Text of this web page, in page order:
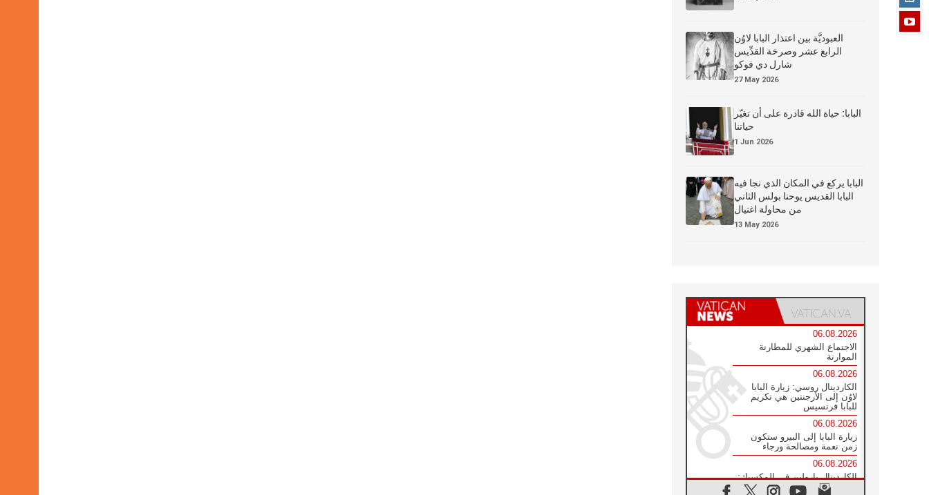
العبوديَّة بين اعتذار البابا لاوُن
الرابع عشر وصرخة القدِّيس
شارل دي فوكو
27 May 2026
البابا: حياة الله قادرة على أن تغيّر
حياتنا
1 Jun 2026
البابا يركع في المكان الذي نجا فيه
البابا القديس يوحنا بولس الثاني
من محاولة اغتيال
13 May 2026
06.08.2026
الاجتماع الشهري للمطارنة
الموارنة
06.08.2026
الكاردينال روسي: زيارة البابا
لاوُن إلى الأرجنتين هي تكريم
للبابا فرنسيس
06.08.2026
زيارة البابا إلى البيرو ستكون
زمن نعمة ومصالحة ورجاء
06.08.2026
الكاردينال بارولين في المكسيك:
علينا أن نكون حاضرين إلى جانب